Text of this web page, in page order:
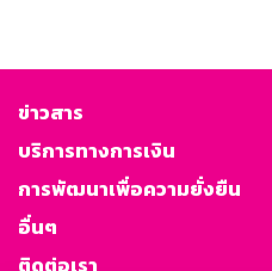
ข่าวสาร
บริการทางการเงิน
การพัฒนาเพื่อความยั่งยืน
อื่นๆ